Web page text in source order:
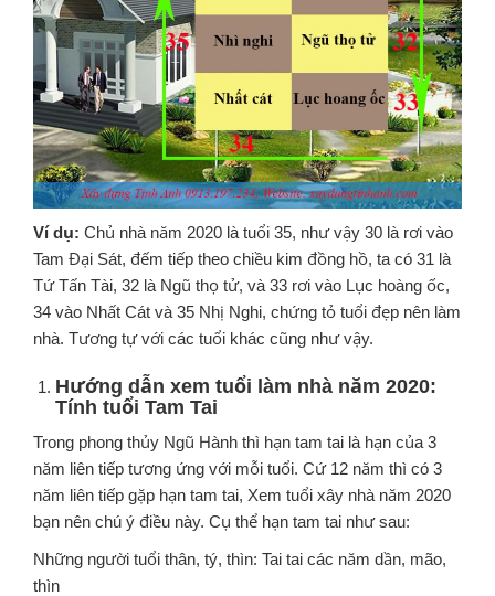
Ví dụ: Chủ nhà năm 2020 là tuổi 35, như vậy 30 là rơi vào
Tam Đại Sát, đếm tiếp theo chiều kim đồng hồ, ta có 31 là
Tứ Tấn Tài, 32 là Ngũ thọ tử, và 33 rơi vào Lục hoàng ốc,
34 vào Nhất Cát và 35 Nhị Nghi, chứng tỏ tuổi đẹp nên làm
nhà. Tương tự với các tuổi khác cũng như vậy.
Hướng dẫn xem tuổi làm nhà năm 2020:
Tính tuổi Tam Tai
Trong phong thủy Ngũ Hành thì hạn tam tai là hạn của 3
năm liên tiếp tương ứng với mỗi tuổi. Cứ 12 năm thì có 3
năm liên tiếp gặp hạn tam tai, Xem tuổi xây nhà năm 2020
bạn nên chú ý điều này. Cụ thể hạn tam tai như sau:
Những người tuổi thân, tý, thìn: Tai tai các năm dần, mão,
thìn